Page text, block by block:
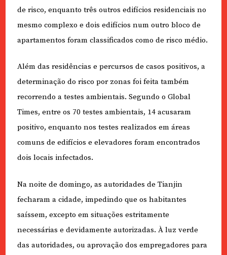
de risco, enquanto três outros edifícios residenciais no
mesmo complexo e dois edifícios num outro bloco de
apartamentos foram classificados como de risco médio.
Além das residências e percursos de casos positivos, a
determinação do risco por zonas foi feita também
recorrendo a testes ambientais. Segundo o Global
Times, entre os 70 testes ambientais, 14 acusaram
positivo, enquanto nos testes realizados em áreas
comuns de edifícios e elevadores foram encontrados
dois locais infectados.
Na noite de domingo, as autoridades de Tianjin
fecharam a cidade, impedindo que os habitantes
saíssem, excepto em situações estritamente
necessárias e devidamente autorizadas. À luz verde
das autoridades, ou aprovação dos empregadores para